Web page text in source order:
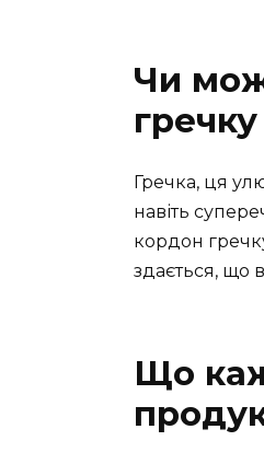
Чи
гречку
Гречка, ця
навіть
кордон
здається, що
Що